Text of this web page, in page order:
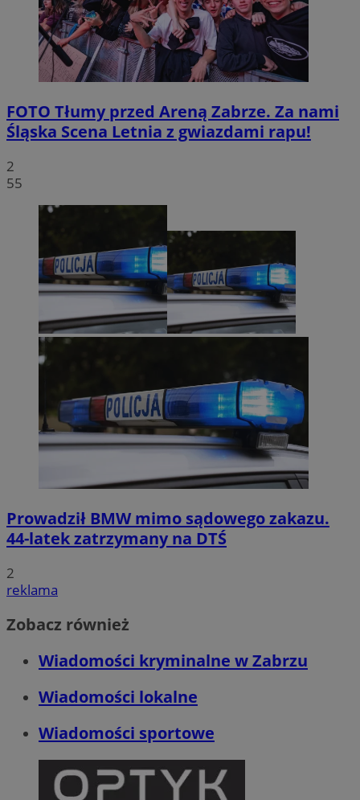
FOTO Tłumy przed Areną Zabrze. Za nami
Śląska Scena Letnia z gwiazdami rapu!
2
55
Prowadził BMW mimo sądowego zakazu.
44-latek zatrzymany na DTŚ
2
reklama
Zobacz również
Wiadomości kryminalne w Zabrzu
Wiadomości lokalne
Wiadomości sportowe